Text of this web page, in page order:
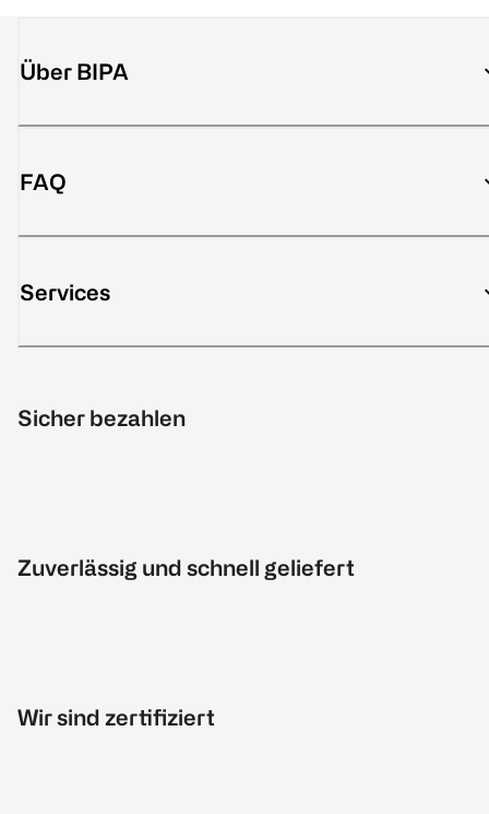
Über BIPA
FAQ
Services
Sicher bezahlen
Zuverlässig und schnell geliefert
Wir sind zertifiziert